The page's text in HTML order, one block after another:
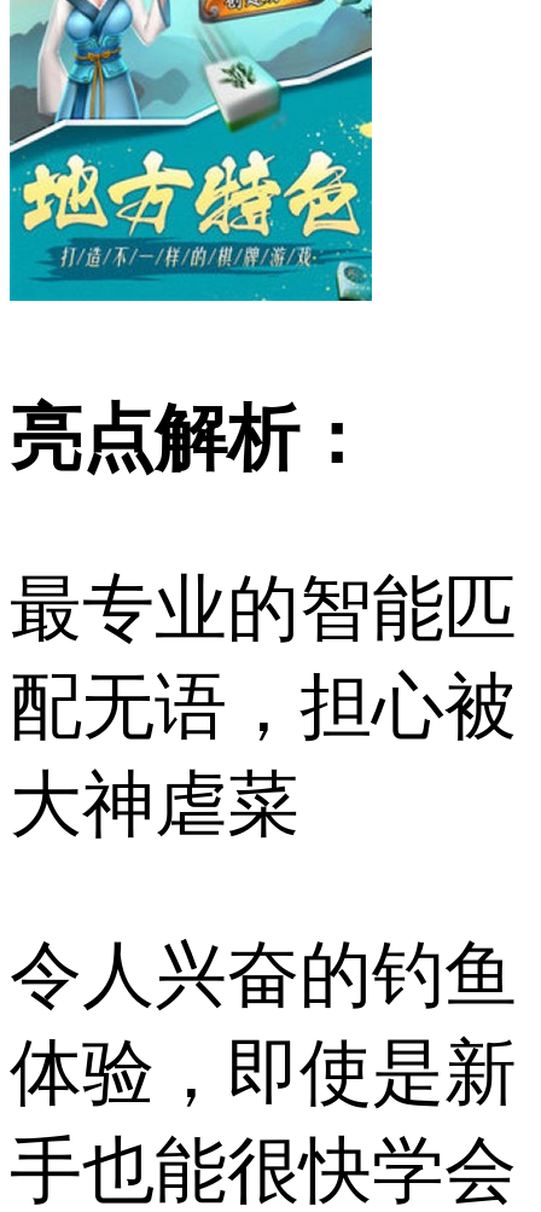
亮点解析：
最专业的智能匹
配无语，担心被
大神虐菜
令人兴奋的钓鱼
体验，即使是新
手也能很快学会